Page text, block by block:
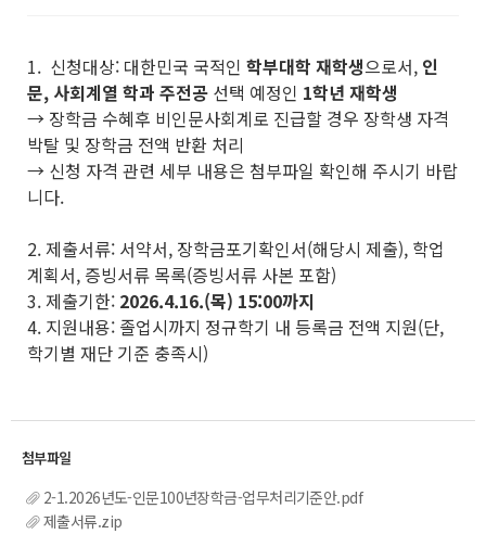
1. 신청대상: 대한민국 국적인 학부대학 재학생으로서, 인
문, 사회계열 학과 주전공 선택 예정인 1학년 재학생
→ 장학금 수혜후 비인문사회계로 진급할 경우 장학생 자격
박탈 및 장학금 전액 반환 처리
→ 신청 자격 관련 세부 내용은 첨부파일 확인해 주시기 바랍
니다.
2. 제출서류: 서약서, 장학금포기확인서(해당시 제출), 학업
계획서, 증빙서류 목록(증빙서류 사본 포함)
3. 제출기한: 2026.4.16.(목) 15:00까지
4. 지원내용: 졸업시까지 정규학기 내 등록금 전액 지원(단,
학기별 재단 기준 충족시)
2-1.2026년도-인문100년장학금-업무처리기준안.pdf
제출서류.zip